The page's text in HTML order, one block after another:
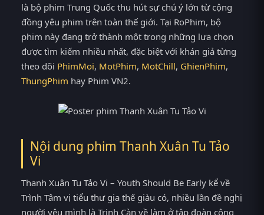
là bộ phim Trung Quốc thu hút sự chú ý lớn từ cộng
đồng yêu phim trên toàn thế giới. Tại RoPhim, bộ
phim này đang trở thành một trong những lựa chọn
được tìm kiếm nhiều nhất, đặc biệt với khán giả từng
theo dõi PhimMoi, MotPhim, MotChill, GhienPhim,
ThungPhim hay Phim VN2.
Nội dung phim Thanh Xuân Tu Tảo
Vi
Thanh Xuân Tu Tảo Vi – Youth Should Be Early kể về
Trình Tâm vị tiểu thư gia thế giàu có, nhiều lần đề nghị
người yêu mình là Trịnh Càn về làm ở tập đoàn công